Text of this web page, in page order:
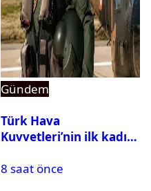
Gündem
Türk Hava
Kuvvetleri’nin ilk kadın
Karapınar hakkında
8 saat önce